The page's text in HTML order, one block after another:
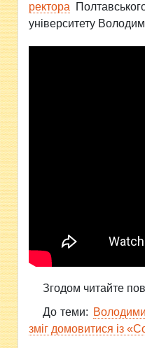
ректора
університету
Згодом читайте
До теми:
зміг домовитися із